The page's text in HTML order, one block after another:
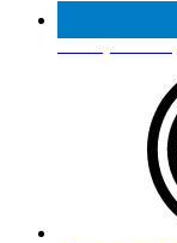
Реестр